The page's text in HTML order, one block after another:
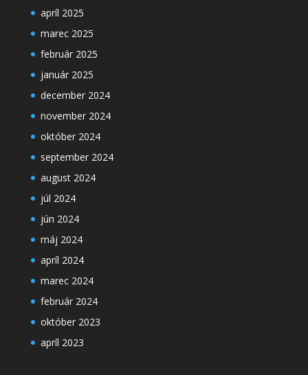
apríl 2025
marec 2025
február 2025
január 2025
december 2024
november 2024
október 2024
september 2024
august 2024
júl 2024
jún 2024
máj 2024
apríl 2024
marec 2024
február 2024
október 2023
apríl 2023